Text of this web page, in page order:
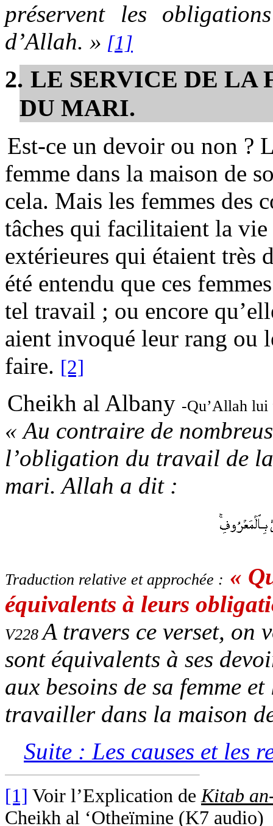
préservent les
d’Allah. » [1]
2. LE SERVICE DE LA
DU MARI.
Est-ce un devoir ou non ?
femme dans la maison de
cela. Mais les femmes des
tâches qui facilitaient la vie
extérieures qui étaient très
été entendu que ces
tel travail ; ou encore
aient invoqué leur rang ou
faire. [2]
Cheikh al Albany -Qu’Allah lui
« Au contraire de
l’obligation du travail de
mari. Allah a dit :
Traduction relative et approchée : «
équivalents à leurs
V228A travers ce verset, on
sont équivalents à ses
aux besoins de sa femme
travailler dans la maison
Suite : Les causes et les
[1] Voir l’Explication deKitab
Cheikh al ‘Otheïmine (K7 audio)